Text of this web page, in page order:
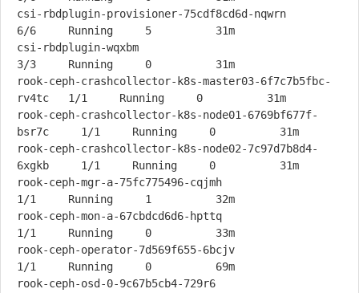
csi-rbdplugin-provisioner-75cdf8cd6d-nqwrn
6/6     Running     5          31m
csi-rbdplugin-wqxbm
3/3     Running     0          31m
rook-ceph-crashcollector-k8s-master03-6f7c7b5fbc-
rv4tc   1/1     Running     0          31m
rook-ceph-crashcollector-k8s-node01-6769bf677f-
bsr7c     1/1     Running     0          31m
rook-ceph-crashcollector-k8s-node02-7c97d7b8d4-
6xgkb     1/1     Running     0          31m
rook-ceph-mgr-a-75fc775496-cqjmh
1/1     Running     1          32m
rook-ceph-mon-a-67cbdcd6d6-hpttq
1/1     Running     0          33m
rook-ceph-operator-7d569f655-6bcjv
1/1     Running     0          69m
rook-ceph-osd-0-9c67b5cb4-729r6